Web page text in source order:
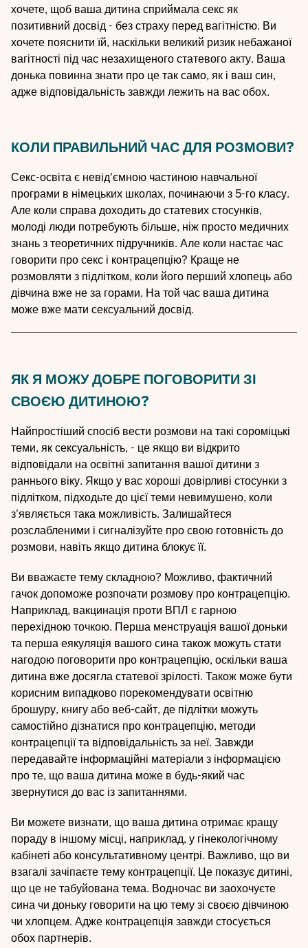
хочете, щоб ваша дитина сприймала секс як
позитивний досвід - без страху перед вагітністю. Ви
хочете пояснити їй, наскільки великий ризик небажаної
вагітності під час незахищеного статевого акту. Ваша
донька повинна знати про це так само, як і ваш син,
адже відповідальність завжди лежить на вас обох.
КОЛИ ПРАВИЛЬНИЙ ЧАС ДЛЯ РОЗМОВИ?
Секс-освіта є невід'ємною частиною навчальної
програми в німецьких школах, починаючи з 5-го класу.
Але коли справа доходить до статевих стосунків,
молоді люди потребують більше, ніж просто медичних
знань з теоретичних підручників. Але коли настає час
говорити про секс і контрацепцію? Краще не
розмовляти з підлітком, коли його перший хлопець або
дівчина вже не за горами. На той час ваша дитина
може вже мати сексуальний досвід.
ЯК Я МОЖУ ДОБРЕ ПОГОВОРИТИ ЗІ
СВОЄЮ ДИТИНОЮ?
Найпростіший спосіб вести розмови на такі сороміцькі
теми, як сексуальність, - це якщо ви відкрито
відповідали на освітні запитання вашої дитини з
раннього віку. Якщо у вас хороші довірливі стосунки з
підлітком, підходьте до цієї теми невимушено, коли
з'являється така можливість. Залишайтеся
розслабленими і сигналізуйте про свою готовність до
розмови, навіть якщо дитина блокує її.
Ви вважаєте тему складною? Можливо, фактичний
гачок допоможе розпочати розмову про контрацепцію.
Наприклад, вакцинація проти ВПЛ є гарною
перехідною точкою. Перша менструація вашої доньки
та перша еякуляція вашого сина також можуть стати
нагодою поговорити про контрацепцію, оскільки ваша
дитина вже досягла статевої зрілості. Також може бути
корисним випадково порекомендувати освітню
брошуру, книгу або веб-сайт, де підлітки можуть
самостійно дізнатися про контрацепцію, методи
контрацепції та відповідальність за неї. Завжди
передавайте інформаційні матеріали з інформацією
про те, що ваша дитина може в будь-який час
звернутися до вас із запитаннями.
Ви можете визнати, що ваша дитина отримає кращу
пораду в іншому місці, наприклад, у гінекологічному
кабінеті або консультативному центрі. Важливо, що ви
взагалі зачіпаєте тему контрацепції. Це показує дитині,
що це не табуйована тема. Водночас ви заохочуєте
сина чи доньку говорити на цю тему зі своєю дівчиною
чи хлопцем. Адже контрацепція завжди стосується
обох партнерів.